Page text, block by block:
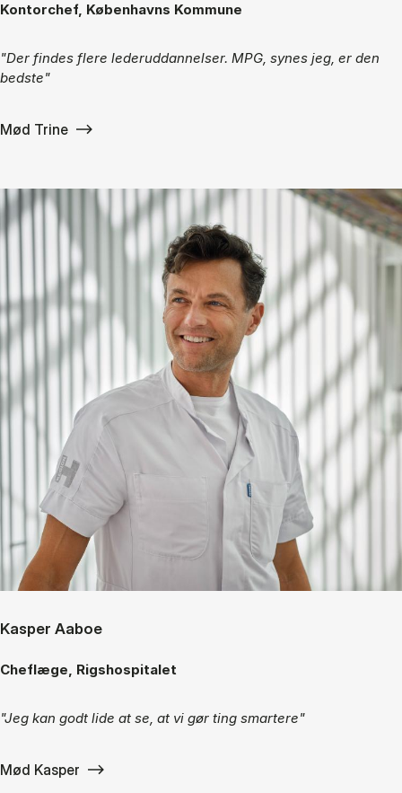
Kontorchef, Københavns Kommune
"Der findes flere lederuddannelser. MPG, synes jeg, er den
bedste"
Mød Trine
Kasper Aaboe
Cheflæge, Rigshospitalet
"Jeg kan godt lide at se, at vi gør ting smartere"
Mød Kasper